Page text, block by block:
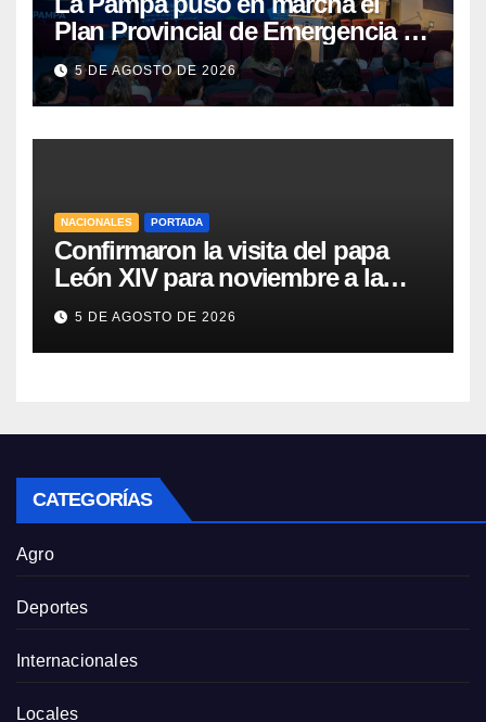
Plan Provincial de Emergencia en
Salud Mental
5 DE AGOSTO DE 2026
NACIONALES PORTADA
Confirmaron la visita del papa
León XIV para noviembre a la
Argentina
5 DE AGOSTO DE 2026
CATEGORÍAS
Agro
Deportes
Internacionales
Locales